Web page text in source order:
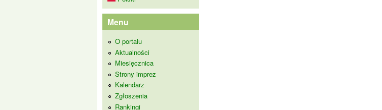
Menu
O portalu
Aktualności
Miesięcznica
Strony imprez
Kalendarz
Zgłoszenia
Rankingi